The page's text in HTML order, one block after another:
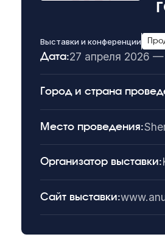
Выставки и конференции
Дата:27 апреля 2026
Город и страна
Место проведения:
Организатор выставки:
Сайт выставки: